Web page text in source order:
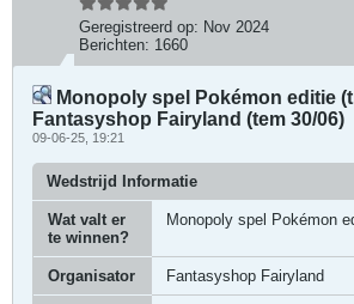
Geregistreerd op: Nov 2024
Berichten: 1660
Monopoly spel Pokémon editie
Fantasyshop Fairyland (tem 30/06)
09-06-25, 19:21
Wedstrijd Informatie
Wat valt er
te winnen?
Monopoly spel Pokémon
Organisator Fantasyshop Fairyland